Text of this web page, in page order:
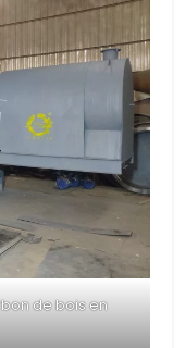
de bois en